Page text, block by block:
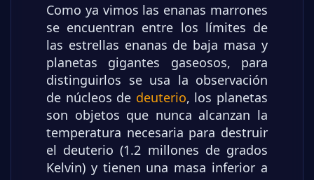
Como ya vimos las enanas marrones
se encuentran entre los límites de
las estrellas enanas de baja masa y
planetas gigantes gaseosos, para
distinguirlos se usa la observación
de núcleos de deuterio, los planetas
son objetos que nunca alcanzan la
temperatura necesaria para destruir
el deuterio (1.2 millones de grados
Kelvin) y tienen una masa inferior a